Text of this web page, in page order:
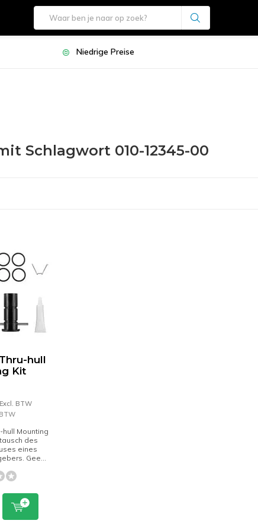
Niedrige Preise
Schlagwort 010-12345-00
hull
Kit
Excl. BTW
hull Mounting
des
eines
Gee...